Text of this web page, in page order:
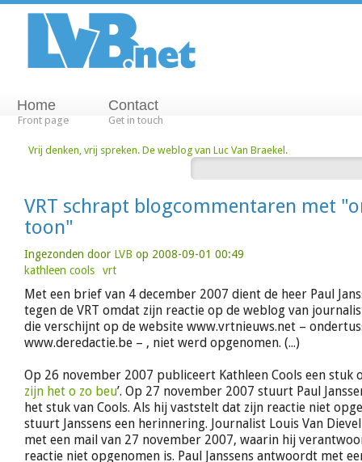
Home
Front page
Contact
Get in touch
Vrij denken, vrij spreken. De weblog van Luc Van Braekel.
VRT schrapt blogcommentaren met
toon"
Ingezonden door LVB op 2008-09-01 00:49
kathleen cools
vrt
Met een brief van 4 december 2007 dient de heer Paul
tegen de VRT omdat zijn reactie op de weblog van
die verschijnt op de website www.vrtnieuws.net –
www.deredactie.be – , niet werd opgenomen. (...)
Op 26 november 2007 publiceert Kathleen Cools een stuk
zijn het o zo beu’. Op 27 november 2007 stuurt Paul
het stuk van Cools. Als hij vaststelt dat zijn reactie niet
stuurt Janssens een herinnering. Journalist Louis Van
met een mail van 27 november 2007, waarin hij
reactie niet opgenomen is. Paul Janssens antwoordt met